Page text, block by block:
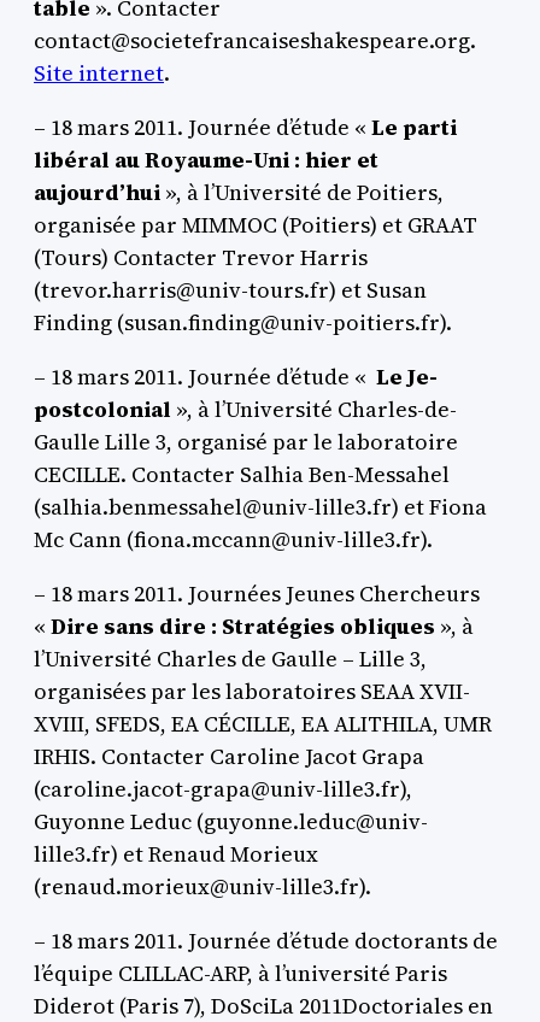
table ». Contacter
contact@societefrancaiseshakespeare.org.
Site internet.
– 18 mars 2011. Journée d’étude « Le parti
libéral au Royaume-Uni : hier et
aujourd’hui », à l’Université de Poitiers,
organisée par MIMMOC (Poitiers) et GRAAT
(Tours) Contacter Trevor Harris
(trevor.harris@univ-tours.fr) et Susan
Finding (susan.finding@univ-poitiers.fr).
– 18 mars 2011. Journée d’étude « Le Je-
postcolonial », à l’Université Charles-de-
Gaulle Lille 3, organisé par le laboratoire
CECILLE. Contacter Salhia Ben-Messahel
(salhia.benmessahel@univ-lille3.fr) et Fiona
Mc Cann (fiona.mccann@univ-lille3.fr).
– 18 mars 2011. Journées Jeunes Chercheurs
« Dire sans dire : Stratégies obliques », à
l’Université Charles de Gaulle – Lille 3,
organisées par les laboratoires SEAA XVII-
XVIII, SFEDS, EA CÉCILLE, EA ALITHILA, UMR
IRHIS. Contacter Caroline Jacot Grapa
(caroline.jacot-grapa@univ-lille3.fr),
Guyonne Leduc (guyonne.leduc@univ-
lille3.fr) et Renaud Morieux
(renaud.morieux@univ-lille3.fr).
– 18 mars 2011. Journée d’étude doctorants de
l’équipe CLILLAC-ARP, à l’université Paris
Diderot (Paris 7), DoSciLa 2011Doctoriales en